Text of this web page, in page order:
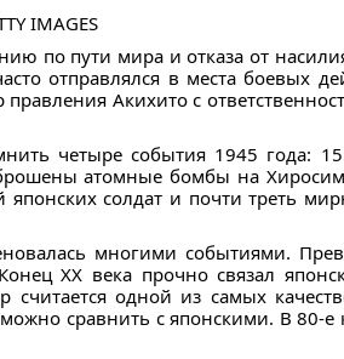
IMAGES
по пути мира и отказа от
отправлялся в места боевых
Акихито с
четыре события 1945 года:
атомные бомбы на
солдат и почти треть
многими событиями.
XX века прочно связал
считается одной из самых
сравнить с японскими. В 80-